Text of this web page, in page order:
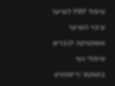
טיפול PRP לשיער
עיבוי השיער
אסתטיקה לגברים
טיפולי גוף
בוטוקס /דיספורט